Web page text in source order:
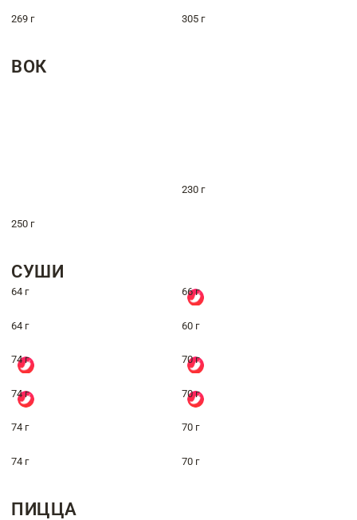
269 г 305 г
ВОК
230 г
250 г
СУШИ
64 г 66 г
64 г 60 г
74 г 70 г
74 г 70 г
74 г 70 г
74 г 70 г
ПИЦЦА